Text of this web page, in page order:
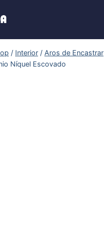
/ Interior / Aros de Encastrar
Níquel Escovado